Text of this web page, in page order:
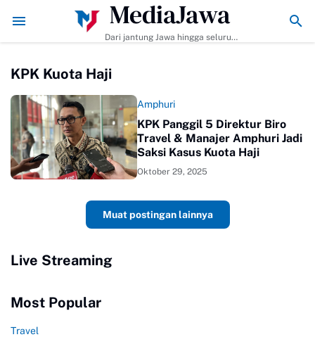
dan Tips Agar Bumbunya Meresap Sempurna! Ekonomi
MediaJawa
Dari jantung Jawa hingga seluruh
akurat.
KPK Kuota Haji
Amphuri
KPK Panggil 5 Direktur Biro
Travel & Manajer Amphuri Jadi
Saksi Kasus Kuota Haji
Oktober 29, 2025
Muat postingan lainnya
Live Streaming
Most Popular
Travel